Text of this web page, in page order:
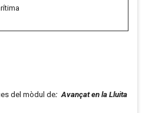
del mòdul de: Avançat en la Lluita